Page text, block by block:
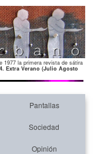
1977 la primera revista de sátira
Extra Verano (Julio Agosto
Pantallas
Sociedad
Opinión